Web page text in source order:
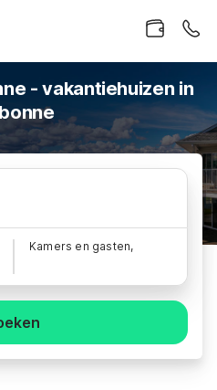
- vakantiehuizen in
Kamers en gasten,